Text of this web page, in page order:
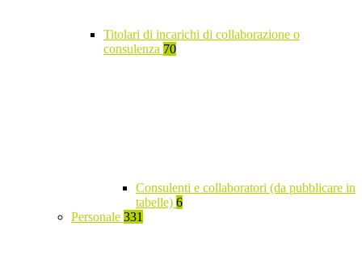
Titolari di incarichi di collaborazione o
consulenza 70
Consulenti e collaboratori (da pubblicare in
tabelle) 6
Personale 331